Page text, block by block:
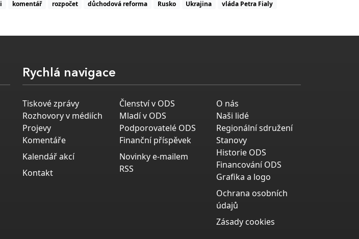
komentář rozpočet důchodová reforma Rusko Ukrajina vláda Petra Fialy
Rychlá navigace
Tiskové zprávy
Rozhovory v médiích
Projevy
Komentáře
Kalendář akcí
Kontakt
Členství v ODS
Mladí v ODS
Podporovatelé ODS
Finanční příspěvek
Novinky e-mailem
RSS
O nás
Naši lidé
Regionální sdružení
Stanovy
Historie ODS
Financování ODS
Grafika a logo
Ochrana osobních
údajů
Zásady cookies